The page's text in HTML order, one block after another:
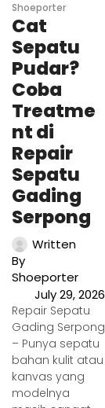
Shoeporter
Cat
Sepatu
Pudar?
Coba
Treatme
nt di
Repair
Sepatu
Gading
Serpong
Written
By
Shoeporter
July 29, 2026
Repair Sepatu
Gading Serpong
– Punya sepatu
bahan kulit atau
kanvas yang
modelnya